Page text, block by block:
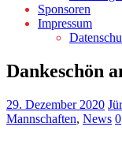
Sponsoren
Impressum
Dankeschön
29. Dezember 2020
Mannschaften, News 0